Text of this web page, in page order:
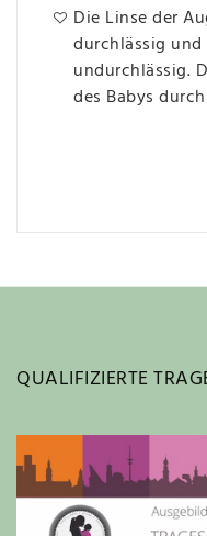
Die Linse der
durchlässig
undurchlässig.
des Babys
QUALIFIZIERTE